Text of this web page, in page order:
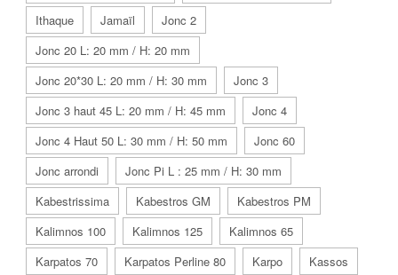
Ithaque
Jamaïl
Jonc 2
Jonc 20 L: 20 mm / H: 20 mm
Jonc 20*30 L: 20 mm / H: 30 mm
Jonc 3
Jonc 3 haut 45 L: 20 mm / H: 45 mm
Jonc 4
Jonc 4 Haut 50 L: 30 mm / H: 50 mm
Jonc 60
Jonc arrondi
Jonc Pi L : 25 mm / H: 30 mm
Kabestrissima
Kabestros GM
Kabestros PM
Kalimnos 100
Kalimnos 125
Kalimnos 65
Karpatos 70
Karpatos Perline 80 Karpo
Kassos